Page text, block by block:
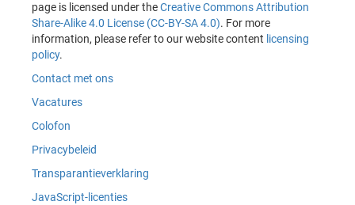
page is licensed under theCreative Commons Attribution
Share-Alike 4.0 License (CC-BY-SA 4.0). For more
information, please refer to our website content licensing
policy.
Contact met ons
Vacatures
Colofon
Privacybeleid
Transparantieverklaring
JavaScript-licenties